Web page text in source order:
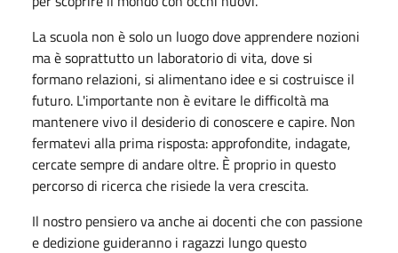
La scuola non è solo un luogo dove apprendere nozioni
ma è soprattutto un laboratorio di vita, dove si
formano relazioni, si alimentano idee e si costruisce il
futuro. L'importante non è evitare le difficoltà ma
mantenere vivo il desiderio di conoscere e capire. Non
fermatevi alla prima risposta: approfondite, indagate,
cercate sempre di andare oltre. È proprio in questo
percorso di ricerca che risiede la vera crescita.
Il nostro pensiero va anche ai docenti che con passione
e dedizione guideranno i ragazzi lungo questo